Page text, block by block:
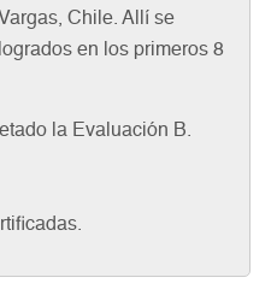
Chile. Allí se
en los primeros 8
la Evaluación B.